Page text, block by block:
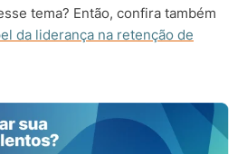
tema? Então, confira também
da liderança na retenção de